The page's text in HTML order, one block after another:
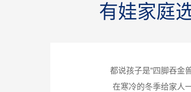
有娃家庭
都说孩子是“四脚吞金
在寒冷的冬季给家人